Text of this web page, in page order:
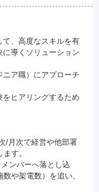
、高度なスキルを有
導くソリューション
ア職）にアプローチ
ヒアリングするため
/月次で経営や他部署
す。
ンバーへ落とし込
や架電数）を追い、